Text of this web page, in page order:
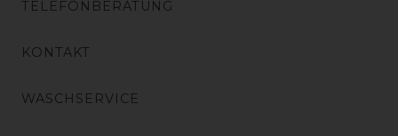
TELEFONBERATUNG
KONTAKT
WASCHSERVICE